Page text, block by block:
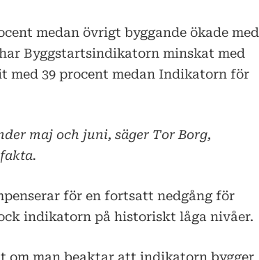
medan övrigt byggande ökade med
Byggstartsindikatorn minskat med
med 39 procent medan Indikatorn för
maj och juni, säger Tor Borg,
för en fortsatt nedgång för
indikatorn på historiskt låga nivåer.
om man beaktar att indikatorn bygger